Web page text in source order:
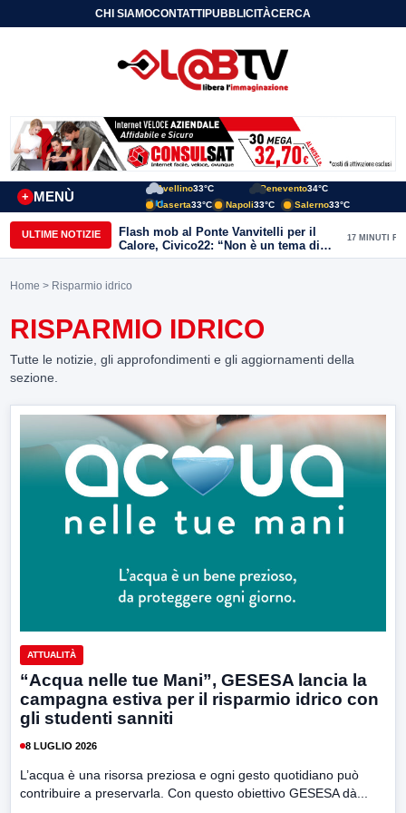
CHI SIAMOCONTATTIPUBBLICITÀCERCA
MENÙ
+
Avellino33°C Benevento34°C
Caserta33°C Napoli33°C Salerno33°C
ULTIME NOTIZIE
Flash mob al Ponte Vanvitelli per il
Calore, Civico22: “Non è un tema di
quartiere, riguarda tutta Benevento”
17 MINUTI FA
Home > Risparmio idrico
RISPARMIO IDRICO
Tutte le notizie, gli approfondimenti e gli aggiornamenti della
sezione.
ATTUALITÀ
“Acqua nelle tue Mani”, GESESA lancia la
campagna estiva per il risparmio idrico con
gli studenti sanniti
8 LUGLIO 2026
L’acqua è una risorsa preziosa e ogni gesto quotidiano può
contribuire a preservarla. Con questo obiettivo GESESA dà...